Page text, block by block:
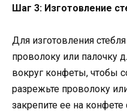
Шаг 3: Изготовление
Для изготовления
проволоку или палочку
вокруг конфеты, чтобы
разрежьте проволоку
закрепите ее на